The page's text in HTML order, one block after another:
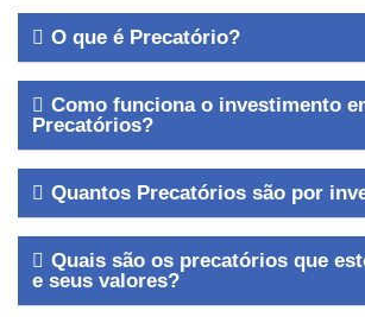
O que é Precatório?
Como funciona o investimento
Precatórios?
Quantos Precatórios são por
Quais são os precatórios que
e seus valores?